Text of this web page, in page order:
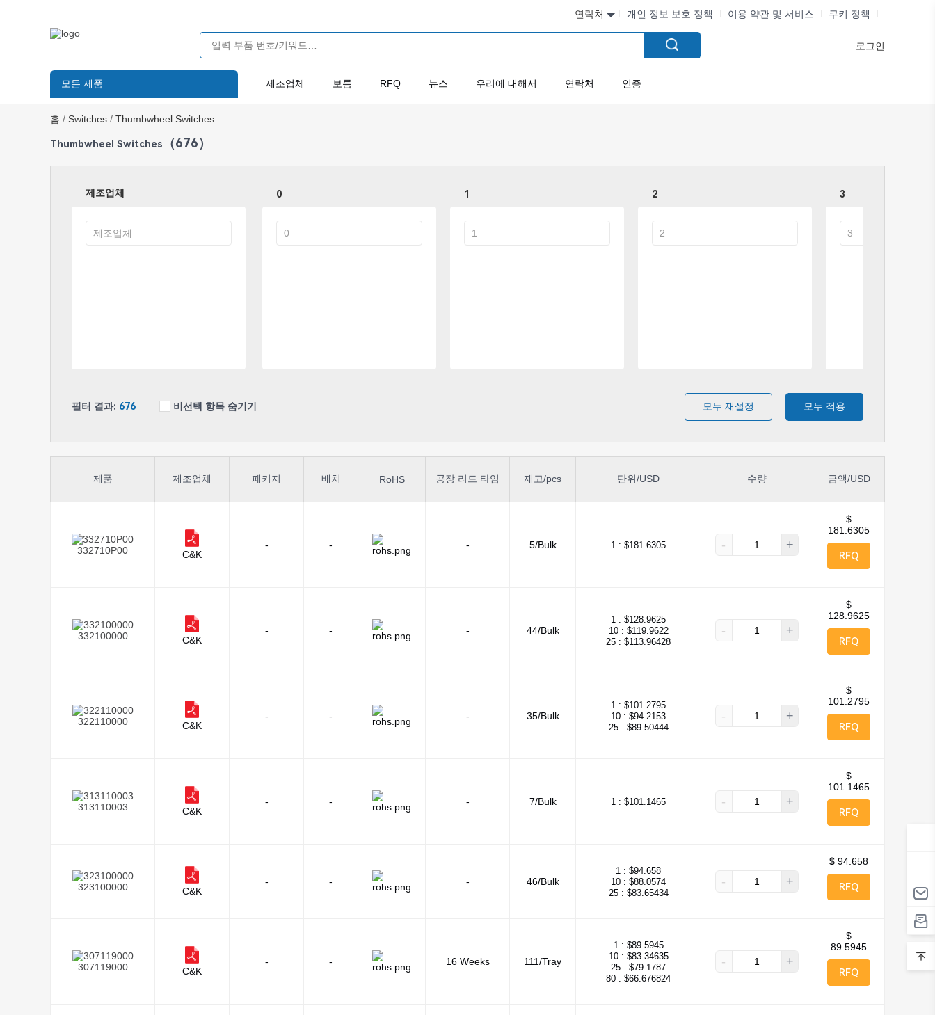
연락처 개인 정보 보호 정책 이용 약관 및 서비스 쿠키 정책
로그인
모든 제품 제조업체 보름 RFQ 뉴스 우리에 대해서 연락처 인증
홈 / Switches / Thumbwheel Switches
Thumbwheel Switches （676）
제조업체 0 1 2 3
필터 결과: 676 비선택 항목 숨기기 모두 재설정 모두 적용
제품 제조업체 패키지 배치 RoHS 공장 리드 타임 재고/pcs 단위/USD 수량 금액/USD
332710P00 C&K
- - - 5/Bulk 1 : $181.6305 - +
$
181.6305
RFQ
332100000 C&K
- - - 44/Bulk
1 : $128.9625
10 : $119.9622
25 : $113.96428
- +
$
128.9625
RFQ
322110000 C&K
- - - 35/Bulk
1 : $101.2795
10 : $94.2153
25 : $89.50444
- +
$
101.2795
RFQ
313110003 C&K
- - - 7/Bulk 1 : $101.1465 - +
$
101.1465
RFQ
323100000 C&K
- - - 46/Bulk
1 : $94.658
10 : $88.0574
25 : $83.65434
- +
$ 94.658
RFQ
307119000 C&K
- - 16 Weeks 111/Tray
1 : $89.5945
10 : $83.34635
25 : $79.1787
80 : $66.676824
- +
$
89.5945
RFQ